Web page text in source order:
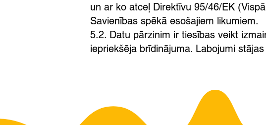
un ar ko atceļ Direktīvu 95/46/EK
Savienības spēkā esošajiem likumiem.
5.2. Datu pārzinim ir tiesības veikt
iepriekšēja brīdinājuma. Labojumi